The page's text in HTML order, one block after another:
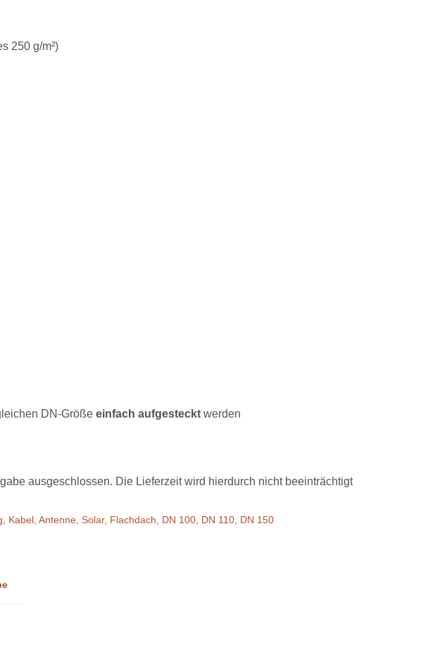
250 g/m²)
DN-Größe einfach aufgesteckt werden
ausgeschlossen. Die Lieferzeit wird hierdurch nicht beeinträchtigt
Antenne, Solar, Flachdach, DN 100, DN 110, DN 150